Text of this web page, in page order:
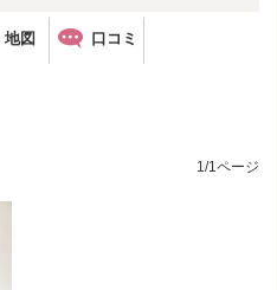
地図 口コミ
1/1ページ